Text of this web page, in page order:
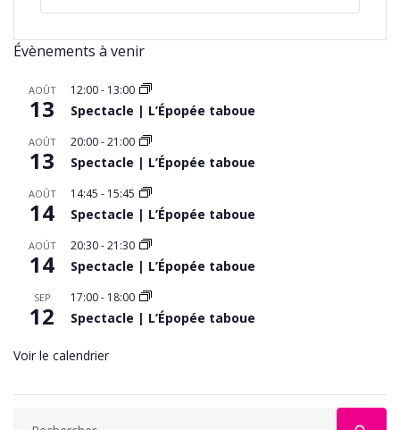
Évènements à venir
AOÛT
13
12:00- 13:00
Spectacle | L’Épopée taboue
AOÛT
13
20:00-21:00
Spectacle | L’Épopée taboue
AOÛT
14
14:45 - 15:45
Spectacle | L’Épopée taboue
AOÛT
14
20:30-21:30
Spectacle | L’Épopée taboue
SEP
12
17:00- 18:00
Spectacle | L’Épopée taboue
Voir le calendrier